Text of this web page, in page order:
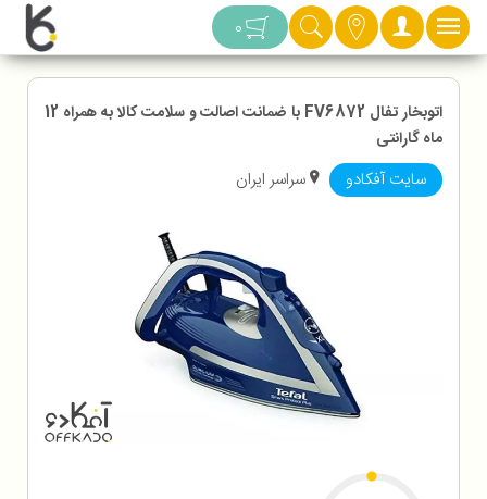
دسته بندی 0
اتوبخار تفال FV6872 با ضمانت اصالت و سلامت کالا به همراه 12
ماه گارانتی
سایت آفکادو سراسر ایران